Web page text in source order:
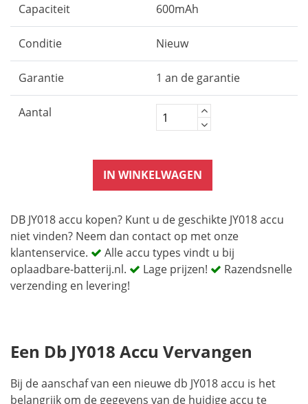
Capaciteit 600mAh
Conditie Nieuw
Garantie 1 an de garantie
Aantal
IN WINKELWAGEN
DB JY018 accu kopen? Kunt u de geschikte JY018 accu
niet vinden? Neem dan contact op met onze
klantenservice.
Alle accu types vindt u bij
oplaadbare-batterij.nl.
Lage prijzen!
Razendsnelle
verzending en levering!
Een Db JY018 Accu Vervangen
Bij de aanschaf van een nieuwe db JY018 accu is het
belangrijk om de gegevens van de huidige accu te